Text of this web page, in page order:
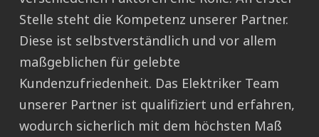
Stelle steht die Kompetenz unserer Partner.
Diese ist selbstverständlich und vor allem
maßgeblichen für gelebte
Kundenzufriedenheit. Das Elektriker Team
unserer Partner ist qualifiziert und erfahren,
wodurch sicherlich mit dem höchsten Maß